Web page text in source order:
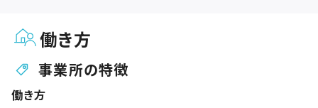
働き方
事業所の特徴
働き方